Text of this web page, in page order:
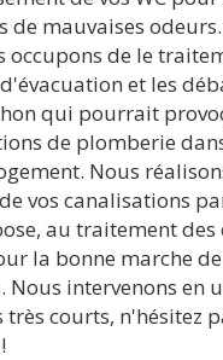
de mauvaises
occupons de le
et les
qui pourrait
de plomberie
Nous
vos canalisations
au traitement des
la bonne marche de
Nous intervenons en
très courts, n'hésitez